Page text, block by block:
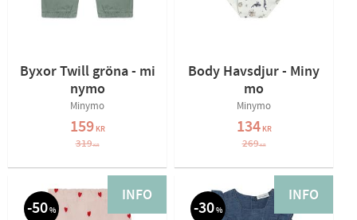
Byxor Twill gröna - mi
nymo
Minymo
159KR
319KR
Body Havsdjur - Miny
mo
Minymo
134KR
269KR
50%
INFO
30%
INFO